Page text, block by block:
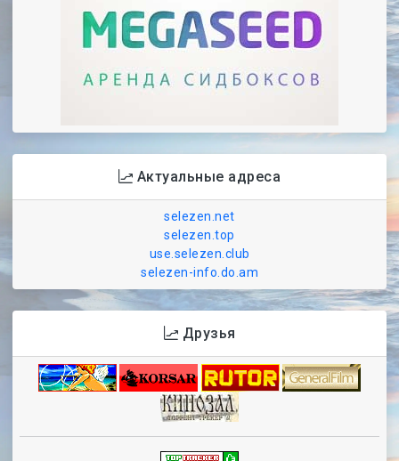
Актуальные адреса
selezen.net
selezen.top
use.selezen.club
selezen-info.do.am
Друзья